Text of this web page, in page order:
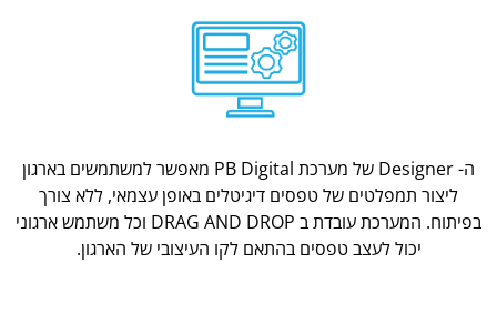
ה- Designer של מערכת PB Digital מאפשר למשתמשים בארגון
ליצור תמפלטים של טפסים דיגיטלים באופן עצמאי, ללא צורך
בפיתוח. המערכת עובדת ב DRAG AND DROP וכל משתמש ארגוני
יכול לעצב טפסים בהתאם לקו העיצובי של הארגון.